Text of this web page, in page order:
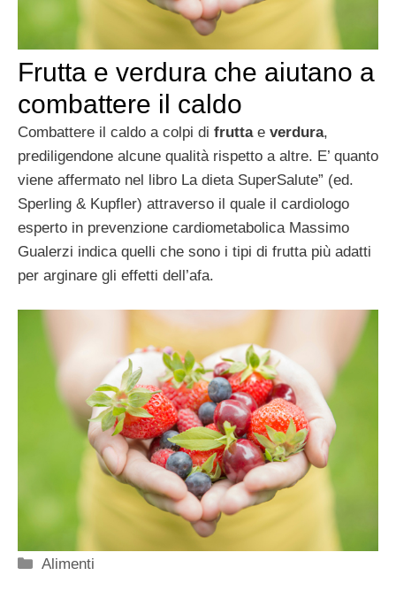
Frutta e verdura che aiutano a
combattere il caldo
Combattere il caldo a colpi di fruttae verdura,
prediligendone alcune qualità rispetto a altre. E’ quanto
viene affermato nel libro La dieta SuperSalute” (ed.
Sperling & Kupfler) attraverso il quale il cardiologo
esperto in prevenzione cardiometabolica Massimo
Gualerzi indica quelli che sono i tipi di frutta più adatti
per arginare gli effetti dell’afa.
Categorie
Alimenti